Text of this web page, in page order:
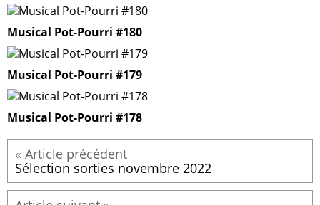
Musical Pot-Pourri #180
Musical Pot-Pourri #179
Musical Pot-Pourri #178
Sélection sorties novembre 2022